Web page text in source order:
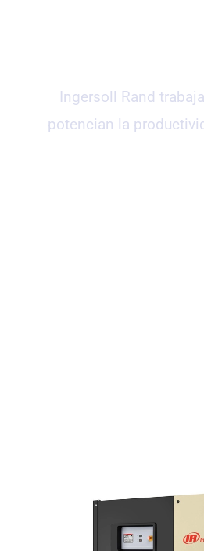
Ingersoll Rand
potencian la